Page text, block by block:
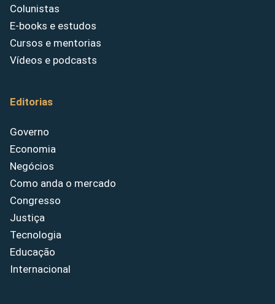
Colunistas
E-books e estudos
Cursos e mentorias
Vídeos e podcasts
Editorias
Governo
Economia
Negócios
Como anda o mercado
Congresso
Justiça
Tecnologia
Educação
Internacional